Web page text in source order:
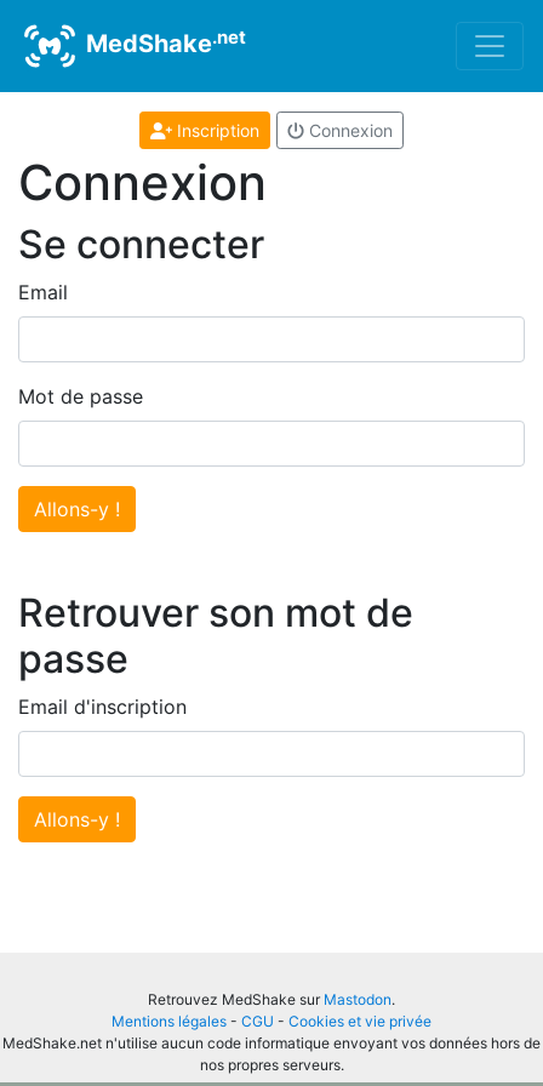
MedShake.net
Inscription Connexion
Connexion
Se connecter
Email
Mot de passe
Allons-y !
Retrouver son mot de
passe
Email d'inscription
Allons-y !
Retrouvez MedShake sur Mastodon.
Mentions légales - CGU - Cookies et vie privée
MedShake.net n'utilise aucun code informatique envoyant vos données hors de
nos propres serveurs.